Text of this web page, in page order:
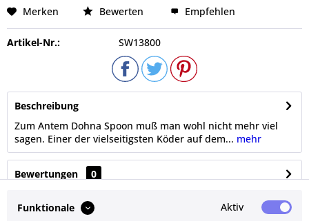
Merken Bewerten Empfehlen
Artikel-Nr.: SW13800
Beschreibung
Zum Antem Dohna Spoon muß man wohl nicht mehr viel
sagen. Einer der vielseitigsten Köder auf dem... mehr
Bewertungen
0
Funktionale Aktiv